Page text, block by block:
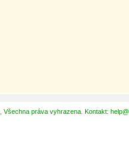
Všechna práva vyhrazena. Kontakt: